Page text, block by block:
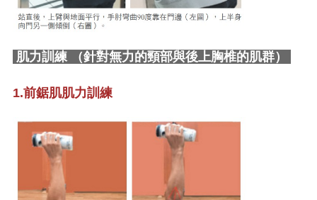
肌力訓練 （針對無力的頸部與後上胸椎的肌群）
1.前鋸肌肌力訓練